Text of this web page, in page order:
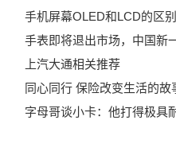
手机屏幕OLED和LCD的区
手表即将退出市场，中国新
上汽大通相关推荐
同心同行 保险改变生活的故
字母哥谈小卡：他打得极具